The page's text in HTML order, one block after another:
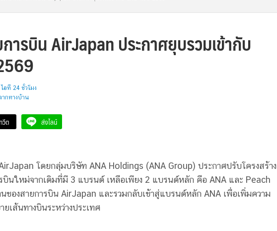
ารบิน AirJapan ประกาศยุบรวมเข้ากับ
ไอที 24 ชั่วโมง
ากทางบ้าน
ทวีต ส่งไลน์
โดยกลุ่มบริษัท ANA Holdings (ANA Group) ประกาศปรับโครงสร้าง
บินใหม่จากเดิมที่มี 3 แบรนด์ เหลือเพียง 2 แบรนด์หลัก คือ ANA และ Peach
นของสายการบิน AirJapan และรวมกลับเข้าสู่แบรนด์หลัก ANA เพื่อเพิ่มความ
ยเส้นทางบินระหว่างประเทศ